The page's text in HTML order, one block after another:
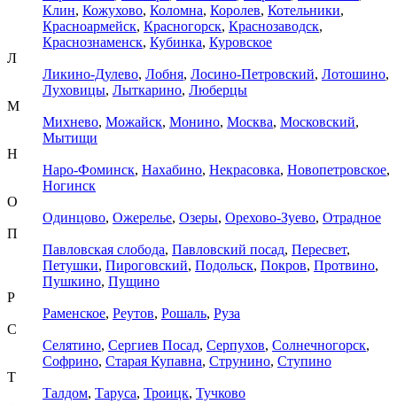
Клин, Кожухово, Коломна, Королев, Котельники,
Красноармейск, Красногорск, Краснозаводск,
Краснознаменск, Кубинка, Куровское
Л
Ликино-Дулево, Лобня, Лосино-Петровский, Лотошино,
Луховицы, Лыткарино, Люберцы
М
Михнево, Можайск, Монино, Москва, Московский,
Мытищи
Н
Наро-Фоминск, Нахабино, Некрасовка, Новопетровское,
Ногинск
О
Одинцово, Ожерелье, Озеры, Орехово-Зуево, Отрадное
П
Павловская слобода, Павловский посад, Пересвет,
Петушки, Пироговский, Подольск, Покров, Протвино,
Пушкино, Пущино
Р
Раменское, Реутов, Рошаль, Руза
С
Селятино, Сергиев Посад, Серпухов, Солнечногорск,
Софрино, Старая Купавна, Струнино, Ступино
Т
Талдом, Таруса, Троицк, Тучково